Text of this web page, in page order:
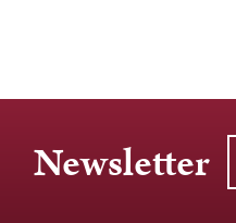
Newsletter